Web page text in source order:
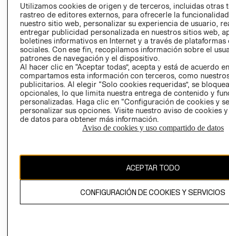
AVISO DE
PRIVACIDAD
GIFT CARD
AVISO DE
COOKIES
Uruguay ($U)
El contenido de esta página web está protegido por copyright y es
propiedad de H&M Hennes & Mauritz AB.
Utilizamos cookies de origen y de terceros, incluidas otras
rastreo de editores externos, para ofrecerle la
nuestro sitio web, personalizar su experiencia de usuario,
entregar publicidad personalizada en nuestros sitios web,
boletines informativos en Internet y a través de plataformas
sociales. Con ese fin, recopilamos información sobre el
patrones de navegación y el dispositivo.
Al hacer clic en “Aceptar todas”, acepta y está de acuerdo
compartamos esta información con terceros, como
publicitarios. Al elegir “Solo cookies requeridas”, se
opcionales, lo que limita nuestra entrega de contenido y
personalizadas. Haga clic en “Configuración de cookies y
personalizar sus opciones. Visite nuestro aviso de cookies
de datos para obtener más información.
Aviso de cookies y uso compartido de datos
ACEPTAR TODO
CONFIGURACIÓN DE COOKIES Y SERVICIOS